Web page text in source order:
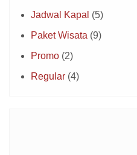
Jadwal Kapal (5)
Paket Wisata (9)
Promo (2)
Regular (4)